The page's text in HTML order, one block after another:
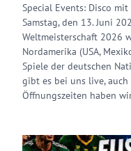
Special Events: Disco
Samstag, den 13. Juni
Weltmeisterschaft 2026
Nordamerika (USA,
Spiele der deutschen
gibt es bei uns live,
Öffnungszeiten haben